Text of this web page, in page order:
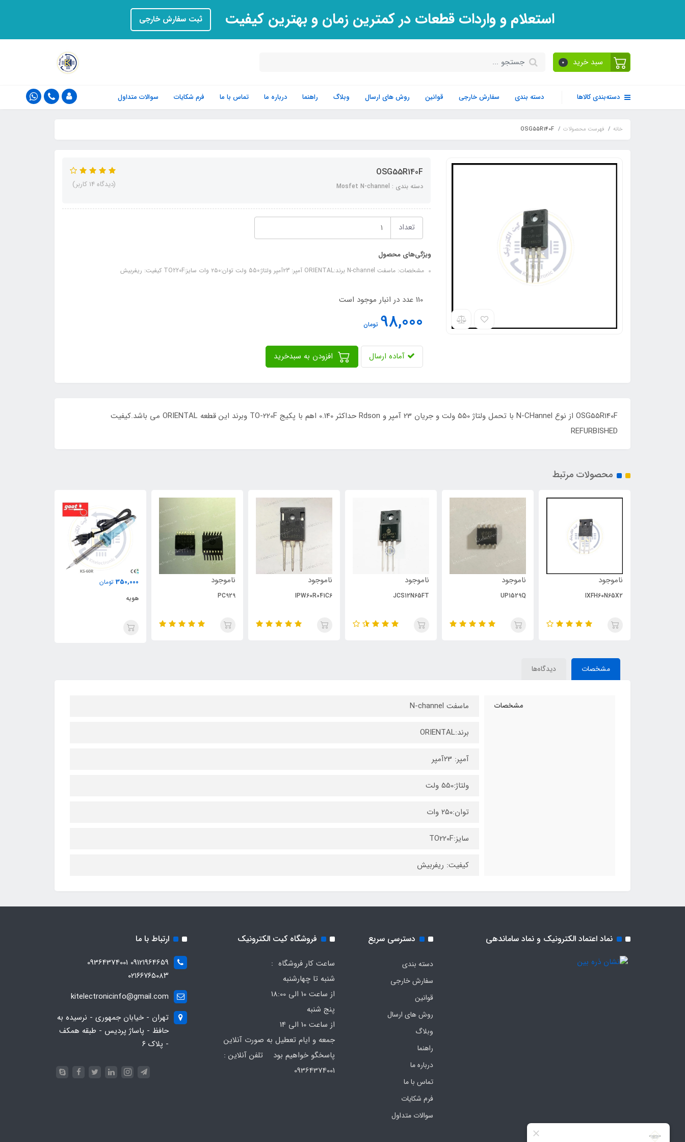
استعلام و واردات قطعات در کمترین زمان و بهترین کیفیت ثبت سفارش خارجی
سبد خرید 0
دسته‌بندی کالاها دسته بندی سفارش خارجی قوانین روش های ارسال وبلاگ راهنما درباره ما تماس با ما فرم‌ شکایات سوالات متداول
خانه فهرست محصولات OSG55R140F
OSG55R140F
دسته بندی : Mosfet N-channel (دیدگاه 14 کاربر)
تعداد
ویژگی‌های محصول
مشخصات: ماسفت N-channel برند:ORIENTAL آمپر: ۲3آمپر ولتاژ:550 ولت توان:۲۵۰ وات سایز:TO220F کیفیت: ریفربیش
110 عدد در انبار موجود است
98,000 تومان
آماده ارسال
OSG55R140F از نوع N-CHannel با تحمل ولتاژ 550 ولت و جریان 23 آمپر و Rdson حداکثر 0.140 اهم با پکیج TO-220F وبرند این قطعه ORIENTAL می باشد.کیفیت
REFURBISHED
محصولات مرتبط
ناموجود
IXFH60N65X2
ناموجود
UP1529Q
ناموجود
JCS12N65FT
ناموجود
IPW60R041C6
ناموجود
PC929
350,000 تومان
هویه
مشخصات دیدگاه‌ها
مشخصات ماسفت N-channel
برند:ORIENTAL
آمپر: ۲3آمپر
ولتاژ:550 ولت
توان:۲۵۰ وات
سایز:TO220F
کیفیت: ریفربیش
نماد اعتماد الکترونیک و نماد ساماندهی دسترسی سریع
دسته بندی
سفارش خارجی
قوانین
روش های ارسال
وبلاگ
راهنما
درباره ما
تماس با ما
فرم‌ شکایات
سوالات متداول
فروشگاه کیت الکترونیک
ساعت کار فروشگاه :
شنبه تا چهارشنبه
از ساعت 10 الی 18:00
پنج شنبه
از ساعت 10 الی 14
جمعه و ایام تعطیل به صورت آنلاین
پاسخگو خواهیم بود تلفن آنلاین :
ارتباط با ما
09121964659 09364374001
۰۲۱۶۶۷۶۵۰۸۳
kitelectronicinfo@gmail.com
تهران - خیابان جمهوری - نرسیده به
حافظ - پاساژ پردیس - طبقه همکف
- پلاک ۶